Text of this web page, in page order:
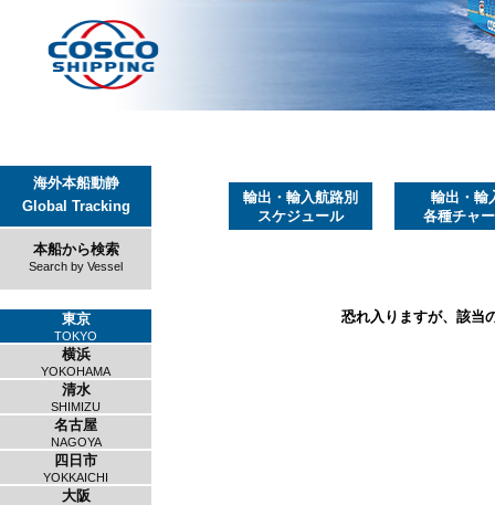
海外本船動静
Global Tracking
本船から検索
Search by Vessel
東京
TOKYO
横浜
YOKOHAMA
清水
SHIMIZU
名古屋
NAGOYA
四日市
YOKKAICHI
大阪
輸出・輸入航路別
スケジュール
輸出・輸
各種チャ
恐れ入りますが、該当